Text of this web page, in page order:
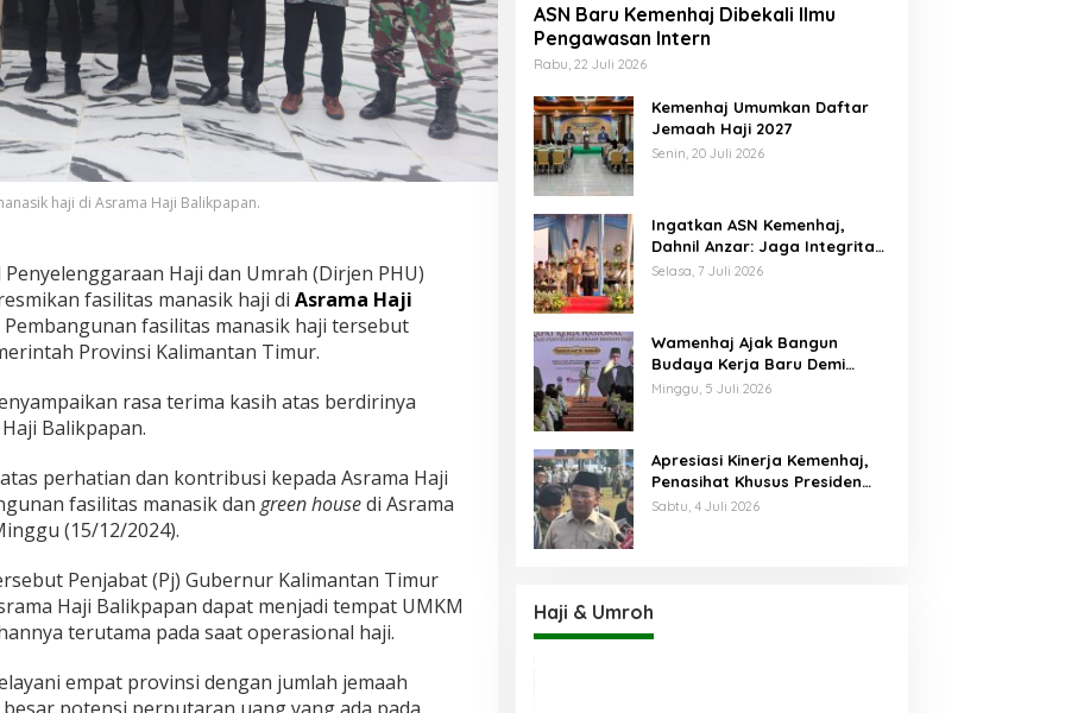
haji di Asrama Haji Balikpapan.
Haji dan Umrah (Dirjen PHU)
fasilitas manasik haji di Asrama Haji
fasilitas manasik haji tersebut
Provinsi Kalimantan Timur.
rasa terima kasih atas berdirinya
Balikpapan.
perhatian dan kontribusi kepada Asrama Haji
fasilitas manasik dan green housedi Asrama
(15/12/2024).
Penjabat (Pj) Gubernur Kalimantan Timur
Haji Balikpapan dapat menjadi tempat UMKM
terutama pada saat operasional haji.
empat provinsi dengan jumlah jemaah
ASN Baru Kemenhaj Dibekali Ilmu
Pengawasan Intern
Rabu, 22 Juli 2026
Kemenhaj Umumkan Daftar
Jemaah Haji 2027
Senin, 20 Juli 2026
Ingatkan ASN Kemenhaj,
Dahnil Anzar: Jaga Integritas,
Hentikan Praktik Menjadikan
Selasa, 7 Juli 2026
Wamenhaj Ajak Bangun
Budaya Kerja Baru Demi
Pelayanan Terbaik bagi
Minggu, 5 Juli 2026
Apresiasi Kinerja Kemenhaj,
Penasihat Khusus Presiden
Nilai Transisi
Sabtu, 4 Juli 2026
Haji & Umroh